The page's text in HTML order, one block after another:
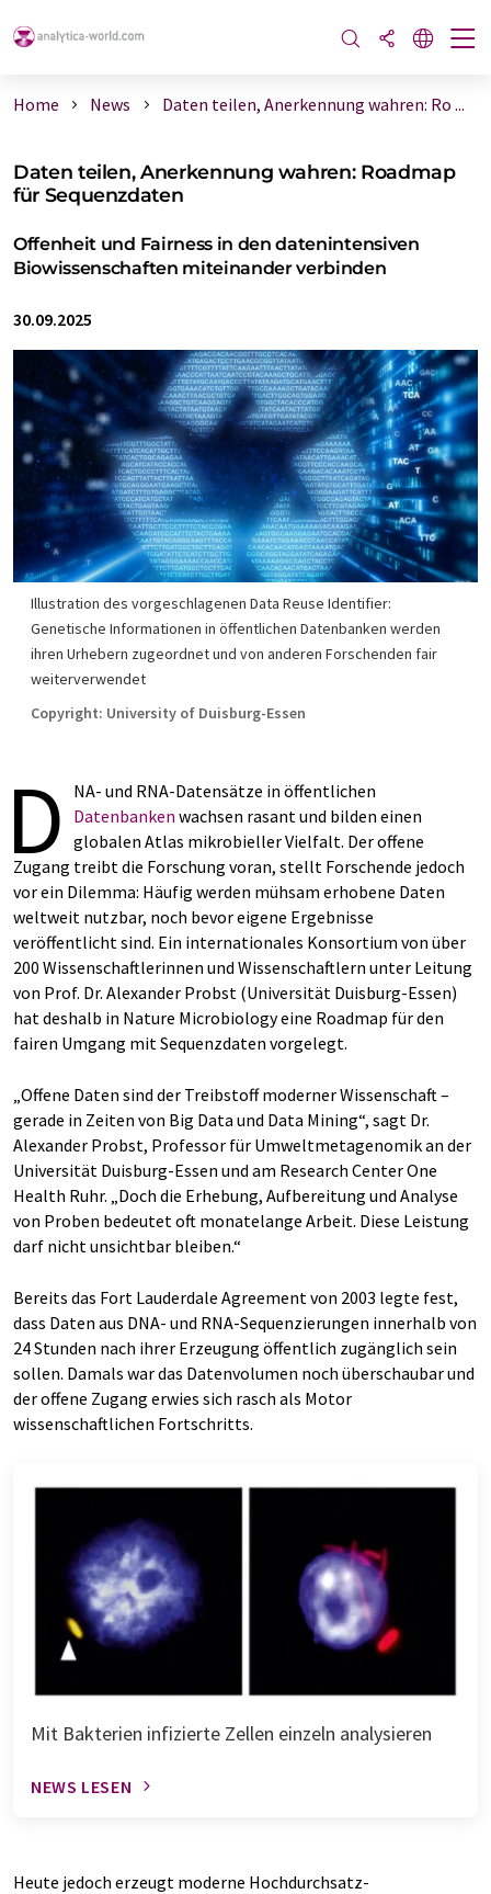
Home News Daten teilen, Anerkennung wahren: Ro ...
Daten teilen, Anerkennung wahren: Roadmap
für Sequenzdaten
Offenheit und Fairness in den datenintensiven
Biowissenschaften miteinander verbinden
30.09.2025
Illustration des vorgeschlagenen Data Reuse Identifier:
Genetische Informationen in öffentlichen Datenbanken werden
ihren Urhebern zugeordnet und von anderen Forschenden fair
weiterverwendet
Copyright: University of Duisburg-Essen
D
NA- und RNA-Datensätze in öffentlichen
Datenbanken wachsen rasant und bilden einen
globalen Atlas mikrobieller Vielfalt. Der offene
Zugang treibt die Forschung voran, stellt Forschende jedoch
vor ein Dilemma: Häufig werden mühsam erhobene Daten
weltweit nutzbar, noch bevor eigene Ergebnisse
veröffentlicht sind. Ein internationales Konsortium von über
200 Wissenschaftlerinnen und Wissenschaftlern unter Leitung
von Prof. Dr. Alexander Probst (Universität Duisburg-Essen)
hat deshalb in Nature Microbiology eine Roadmap für den
fairen Umgang mit Sequenzdaten vorgelegt.
„Offene Daten sind der Treibstoff moderner Wissenschaft –
gerade in Zeiten von Big Data und Data Mining“, sagt Dr.
Alexander Probst, Professor für Umweltmetagenomik an der
Universität Duisburg-Essen und am Research Center One
Health Ruhr. „Doch die Erhebung, Aufbereitung und Analyse
von Proben bedeutet oft monatelange Arbeit. Diese Leistung
darf nicht unsichtbar bleiben.“
Bereits das Fort Lauderdale Agreement von 2003 legte fest,
dass Daten aus DNA- und RNA-Sequenzierungen innerhalb von
24 Stunden nach ihrer Erzeugung öffentlich zugänglich sein
sollen. Damals war das Datenvolumen noch überschaubar und
der offene Zugang erwies sich rasch als Motor
wissenschaftlichen Fortschritts.
Mit Bakterien infizierte Zellen einzeln analysieren
NEWS LESEN
Heute jedoch erzeugt moderne Hochdurchsatz-